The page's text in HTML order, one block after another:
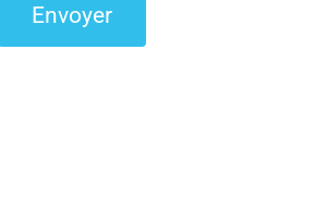
Envoyer